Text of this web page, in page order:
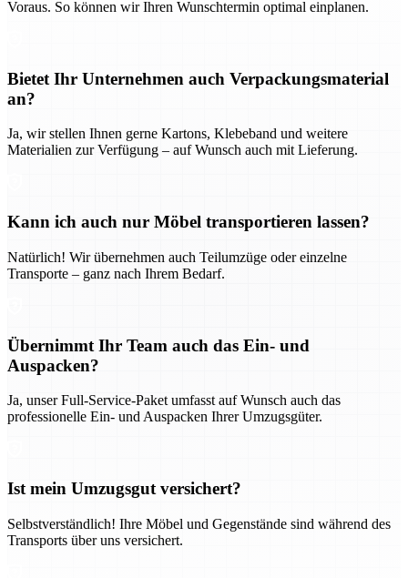
Voraus. So können wir Ihren Wunschtermin optimal einplanen.
Bietet Ihr Unternehmen auch Verpackungsmaterial
an?
Ja, wir stellen Ihnen gerne Kartons, Klebeband und weitere
Materialien zur Verfügung – auf Wunsch auch mit Lieferung.
Kann ich auch nur Möbel transportieren lassen?
Natürlich! Wir übernehmen auch Teilumzüge oder einzelne
Transporte – ganz nach Ihrem Bedarf.
Übernimmt Ihr Team auch das Ein- und
Auspacken?
Ja, unser Full-Service-Paket umfasst auf Wunsch auch das
professionelle Ein- und Auspacken Ihrer Umzugsgüter.
Ist mein Umzugsgut versichert?
Selbstverständlich! Ihre Möbel und Gegenstände sind während des
Transports über uns versichert.